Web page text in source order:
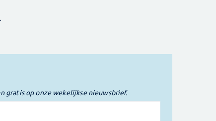
gratis op onze wekelijkse nieuwsbrief.